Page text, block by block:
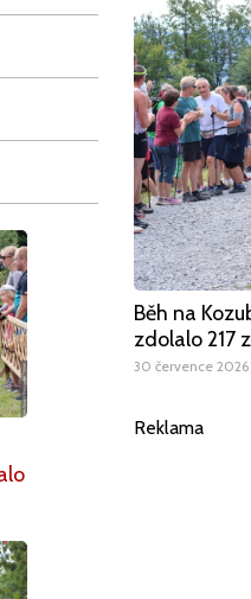
Běh na
zdolalo 217
30 července 2026
Reklama